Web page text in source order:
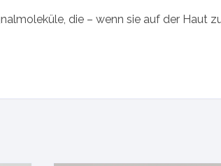
die – wenn sie auf der Haut